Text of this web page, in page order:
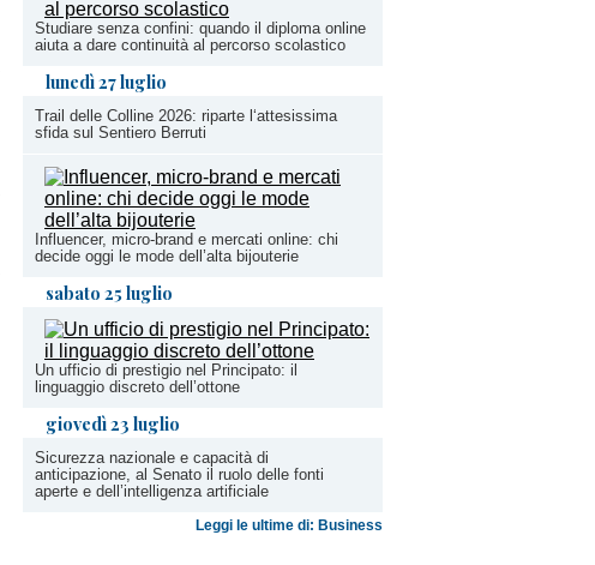
Studiare senza confini: quando il diploma online
aiuta a dare continuità al percorso scolastico
lunedì 27 luglio
Trail delle Colline 2026: riparte l‘attesissima
sfida sul Sentiero Berruti
Influencer, micro-brand e mercati online: chi
decide oggi le mode dell’alta bijouterie
sabato 25 luglio
Un ufficio di prestigio nel Principato: il
linguaggio discreto dell’ottone
giovedì 23 luglio
Sicurezza nazionale e capacità di
anticipazione, al Senato il ruolo delle fonti
aperte e dell’intelligenza artificiale
Leggi le ultime di: Business